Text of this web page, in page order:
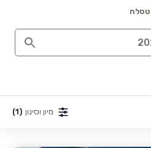
טסלה
מיון וסינון (1)